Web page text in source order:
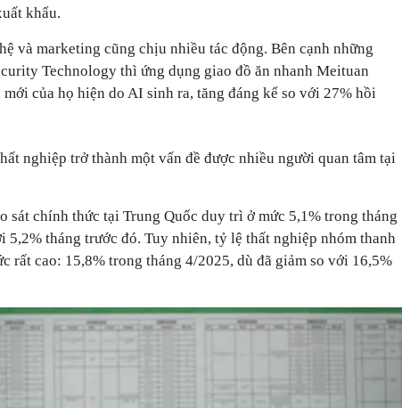
khẩu.
và marketing cũng chịu nhiều tác động. Bên cạnh những
Technology thì ứng dụng giao đồ ăn nhanh Meituan
của họ hiện do AI sinh ra, tăng đáng kể so với 27% hồi
nghiệp trở thành một vấn đề được nhiều người quan tâm tại
sát chính thức tại Trung Quốc duy trì ở mức 5,1% trong tháng
5,2% tháng trước đó. Tuy nhiên, tỷ lệ thất nghiệp nhóm thanh
rất cao: 15,8% trong tháng 4/2025, dù đã giảm so với 16,5%